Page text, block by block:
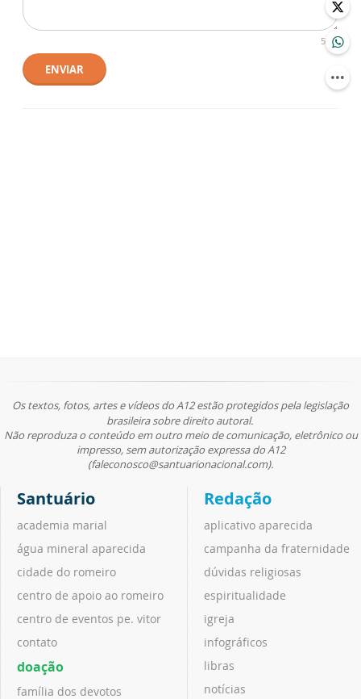
500
ENVIAR
Os textos, fotos, artes e vídeos do A12 estão protegidos pela legislação
brasileira sobre direito autoral.
Não reproduza o conteúdo em outro meio de comunicação, eletrônico ou
impresso, sem autorização expressa do A12
(faleconosco@santuarionacional.com).
Santuário
academia marial
água mineral aparecida
cidade do romeiro
centro de apoio ao romeiro
centro de eventos pe. vitor
contato
doação
família dos devotos
Redação
aplicativo aparecida
campanha da fraternidade
dúvidas religiosas
espiritualidade
igreja
infográficos
libras
notícias